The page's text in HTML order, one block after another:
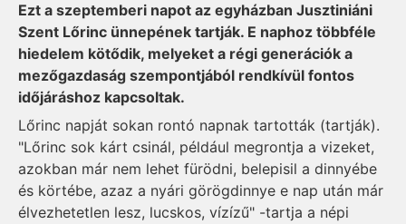
Ezt a szeptemberi napot az egyházban Jusztiniáni
Szent Lőrinc ünnepének tartják. E naphoz többféle
hiedelem kötődik, melyeket a régi generációk a
mezőgazdaság szempontjából rendkívül fontos
időjáráshoz kapcsoltak.
Lőrinc napját sokan rontó napnak tartották (tartják).
"Lőrinc sok kárt csinál, például megrontja a vizeket,
azokban már nem lehet fürödni, belepisil a dinnyébe
és körtébe, azaz a nyári görögdinnye e nap után már
élvezhetetlen lesz, lucskos, vízízű" -tartja a népi